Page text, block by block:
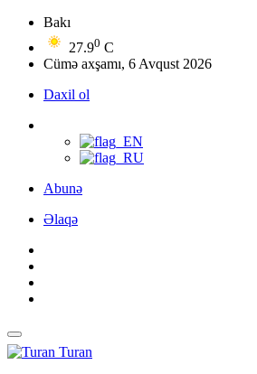
Bakı
27.90 C
Cümə axşamı, 6 Avqust 2026
Daxil ol
Abunə
Əlaqə
Turan